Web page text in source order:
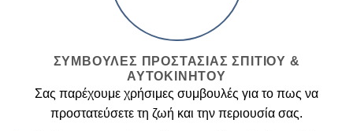
ΣΥΜΒΟΥΛΕΣ ΠΡΟΣΤΑΣΙΑΣ ΣΠΙΤΙΟΥ &
ΑΥΤΟΚΙΝΗΤΟΥ
Σας παρέχουμε χρήσιμες συμβουλές για το πως να
προστατεύσετε τη ζωή και την περιουσία σας.